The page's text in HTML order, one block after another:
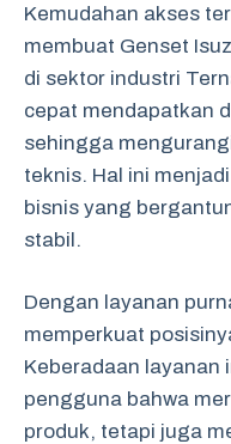
Kemudahan akses
membuat Genset
di sektor industri
cepat mendapatkan
sehingga
teknis. Hal ini
bisnis yang
stabil.
Dengan layanan
memperkuat
Keberadaan layanan
pengguna bahwa
produk, tetapi juga